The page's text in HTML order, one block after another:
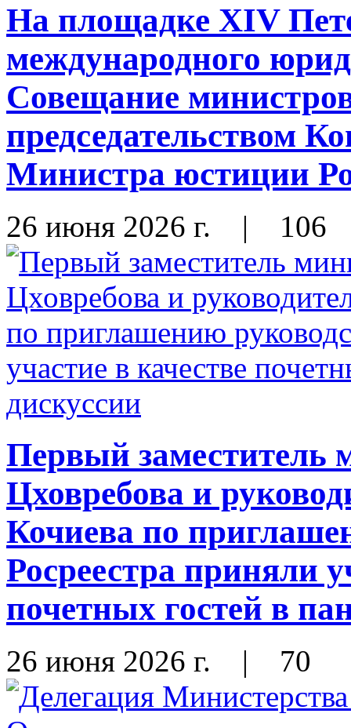
На площадке XIV
международного
Совещание
председательством
Министра юстиции
26 июня 2026 г. | 106
Первый заместитель
Цховребова и
Кочиева по
Росреестра приняли
почетных гостей в
26 июня 2026 г. | 70